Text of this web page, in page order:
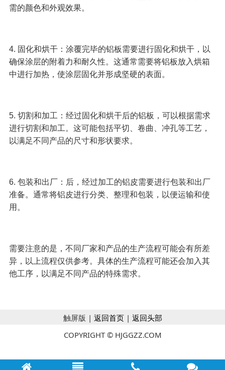
需的颜色和外观效果。
4. 固化和烘干：涂覆完毕的铝板需要进行固化和烘干，以
确保涂层的附着力和耐久性。这通常需要将铝板放入烘箱
中进行加热，使涂层固化并形成坚硬的表面。
5. 切割和加工：经过固化和烘干后的铝板，可以根据需求
进行切割和加工。这可能包括平切、卷曲、冲孔等工艺，
以满足不同产品的尺寸和形状要求。
6. 包装和出厂：后，经过加工的铝皮需要进行包装和出厂
准备。通常将铝皮进行分类、整理和包装，以便运输和使
用。
需要注意的是，不同厂家和产品的生产流程可能会有所差
异，以上流程仅供参考。具体的生产流程可能还会加入其
他工序，以满足不同产品的特殊需求。
触屏版 | 返回首页| 返回头部
COPYRIGHT © HJGGZZ.COM